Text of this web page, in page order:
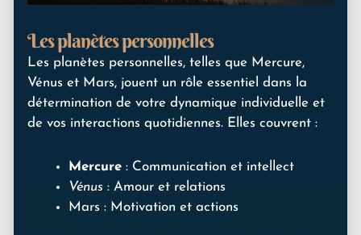
Les planètes personnelles
Les planètes personnelles, telles que Mercure,
Vénus et Mars, jouent un rôle essentiel dans la
détermination de votre dynamique individuelle et
de vos interactions quotidiennes. Elles couvrent :
Mercure : Communication et intellect
Vénus : Amour et relations
Mars : Motivation et actions